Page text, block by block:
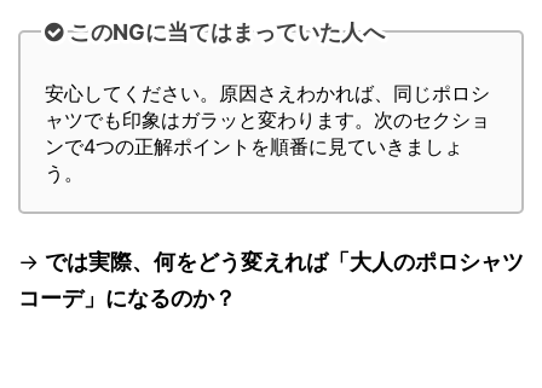
このNGに当てはまっていた人へ
安心してください。原因さえわかれば、同じポロシ
ャツでも印象はガラッと変わります。次のセクショ
ンで4つの正解ポイントを順番に見ていきましょ
う。
→ では実際、何をどう変えれば「大人のポロシャツ
コーデ」になるのか？